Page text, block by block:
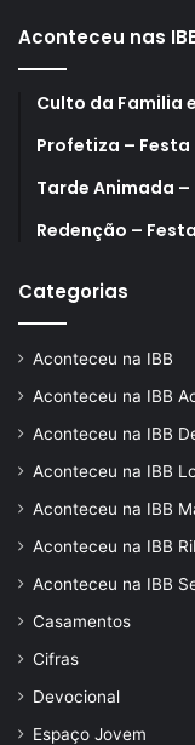
Aconteceu nas
Culto da Familia
Profetiza –
Tarde Animada –
Redenção –
Categorias
Aconteceu na IBB
Aconteceu na IBB
Aconteceu na IBB
Aconteceu na IBB
Aconteceu na IBB
Aconteceu na IBB
Aconteceu na IBB
Casamentos
Cifras
Devocional
Espaço Jovem